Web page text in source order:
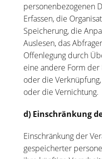
personenbezogenen
Erfassen, die
Speicherung, die
Auslesen, das
Offenlegung durch
eine andere Form
oder die
oder die Vernichtung.
d) Einschränkung
Einschränkung der
gespeicherter